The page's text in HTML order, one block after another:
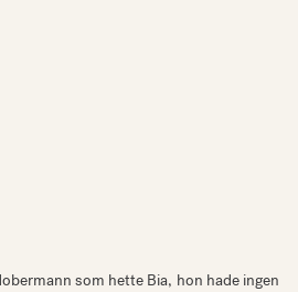
som hette Bia, hon hade ingen